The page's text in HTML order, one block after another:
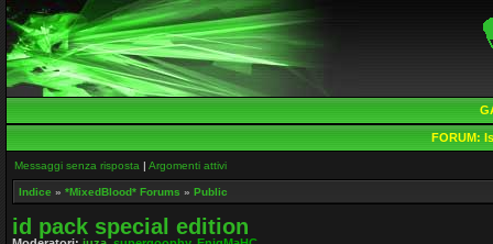
FORUM:
Messaggi senza risposta | Argomenti attivi
Indice » *MixedBlood* Forums » Public
id pack special edition